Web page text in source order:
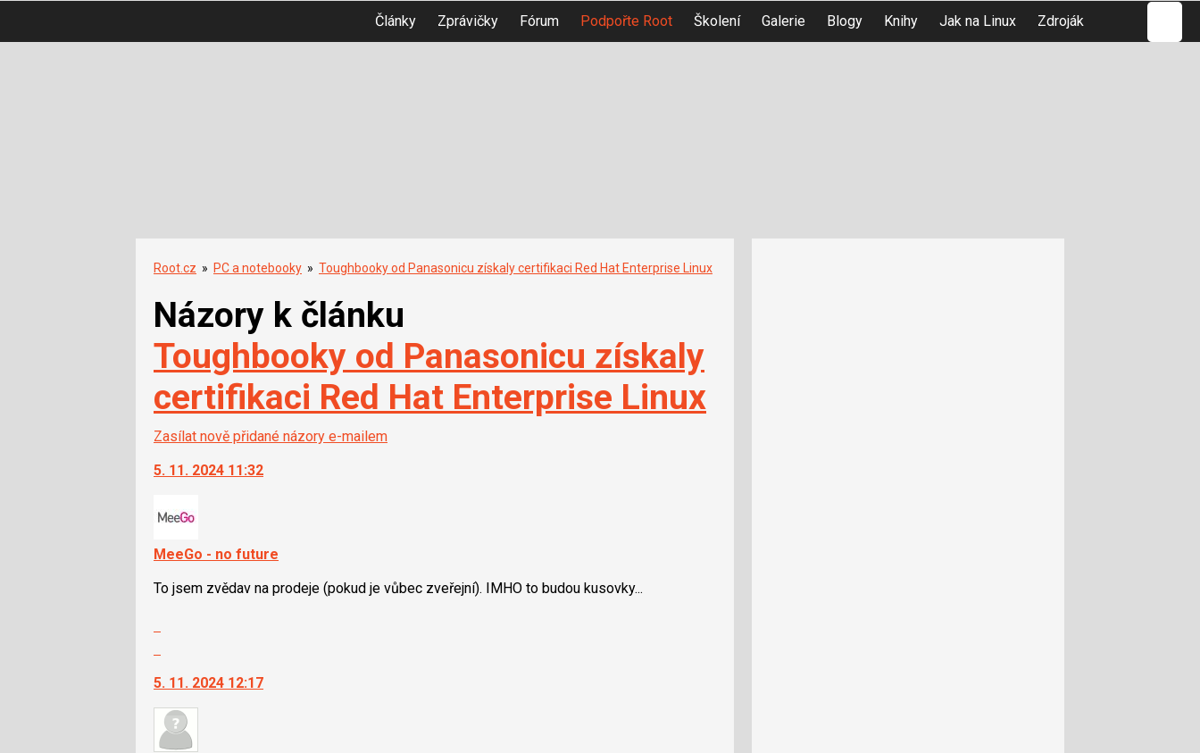
Články Zprávičky Fórum Podpořte Root Školení Galerie Blogy Knihy Jak na Linux Zdroják
Root.cz » PC a notebooky » Toughbooky od Panasonicu získaly certifikaci Red Hat Enterprise Linux
Názory k článku
Toughbooky od Panasonicu získaly
certifikaci Red Hat Enterprise Linux
Zasílat nově přidané názory e-mailem
5. 11. 2024 11:32
MeeGo - no future
To jsem zvědav na prodeje (pokud je vůbec zveřejní). IMHO to budou kusovky...
další
nový
názor.
5. 11. 2024 12:17